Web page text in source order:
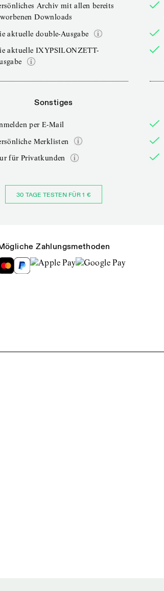
Archiv mit allen bereits
Downloads
aktuelle double-Ausgabe
aktuelle IXYPSILONZETT-
Sonstiges
per E-Mail
Merklisten
für Privatkunden
30 TAGE TESTEN FÜR 1 €
Zahlungsmethoden